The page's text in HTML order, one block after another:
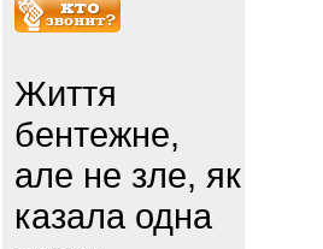
Життя
бентежне,
але не зле, як
казала одна